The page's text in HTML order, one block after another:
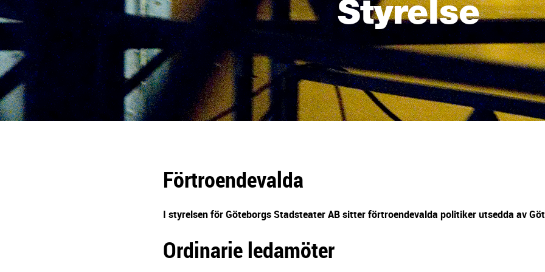
e
n
g
Styrelse
Förtroendevalda
I styrelsen för Göteborgs Stadsteater AB sitter förtroendevalda politiker utsedda av
Ordinarie ledamöter